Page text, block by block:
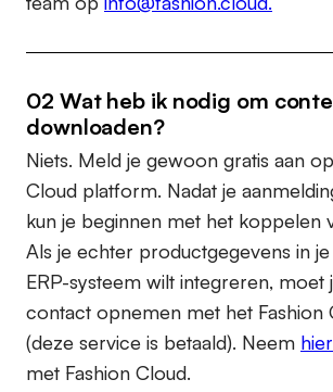
02 Wat heb ik nodig om
downloaden?
Niets. Meld je gewoon gratis aan
Cloud platform. Nadat je
kun je beginnen met het koppelen
Als je echter productgegevens in
ERP-systeem wilt integreren, moet
contact opnemen met het Fashion
(deze service is betaald). Neem hier
met Fashion Cloud.